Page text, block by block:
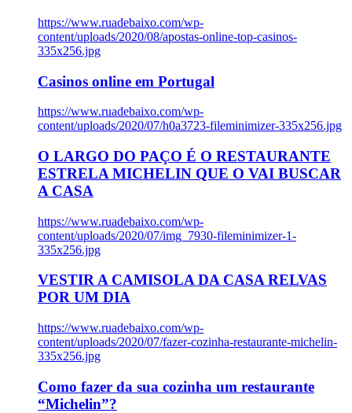
https://www.ruadebaixo.com/wp-
content/uploads/2020/08/apostas-online-top-casinos-
335x256.jpg
Casinos online em Portugal
https://www.ruadebaixo.com/wp-
content/uploads/2020/07/h0a3723-fileminimizer-335x256.jpg
O LARGO DO PAÇO É O RESTAURANTE
ESTRELA MICHELIN QUE O VAI BUSCAR
A CASA
https://www.ruadebaixo.com/wp-
content/uploads/2020/07/img_7930-fileminimizer-1-
335x256.jpg
VESTIR A CAMISOLA DA CASA RELVAS
POR UM DIA
https://www.ruadebaixo.com/wp-
content/uploads/2020/07/fazer-cozinha-restaurante-michelin-
335x256.jpg
Como fazer da sua cozinha um restaurante
“Michelin”?